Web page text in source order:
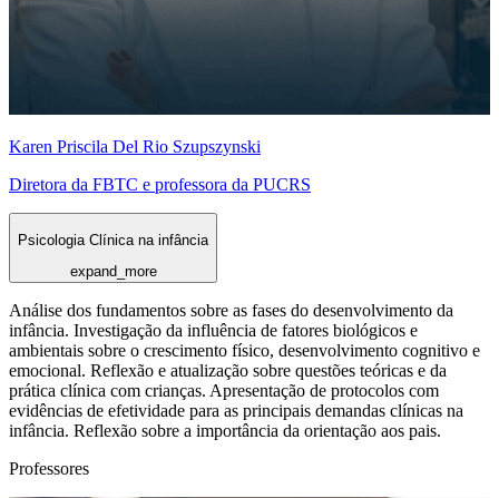
Karen Priscila Del Rio Szupszynski
Diretora da FBTC e professora da PUCRS
Psicologia Clínica na infância
expand_more
Análise dos fundamentos sobre as fases do desenvolvimento da
infância. Investigação da influência de fatores biológicos e
ambientais sobre o crescimento físico, desenvolvimento cognitivo e
emocional. Reflexão e atualização sobre questões teóricas e da
prática clínica com crianças. Apresentação de protocolos com
evidências de efetividade para as principais demandas clínicas na
infância. Reflexão sobre a importância da orientação aos pais.
Professores